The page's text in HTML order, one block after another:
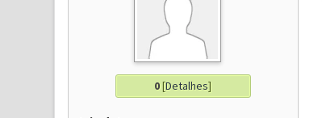
0[Detalhes]